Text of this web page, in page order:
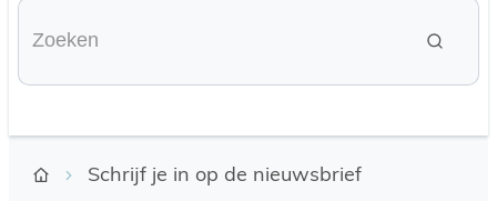
Waarmee kunnen we je helpen?
Startpagina
Schrijf je in op de nieuwsbrief